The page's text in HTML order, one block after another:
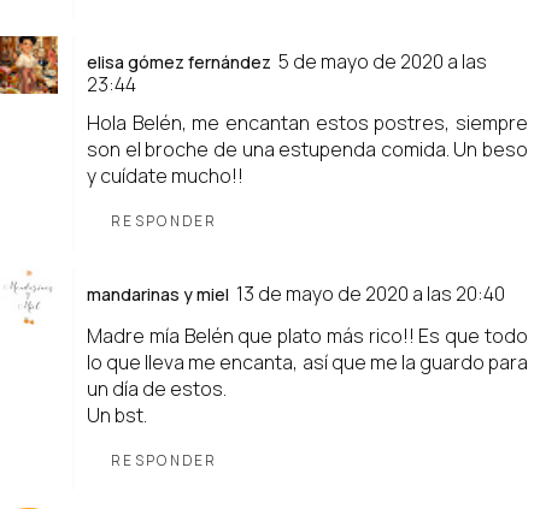
elisa gómez fernández 5 de mayo de 2020 a las
23:44
Hola Belén, me encantan estos postres, siempre
son el broche de una estupenda comida. Un beso
y cuídate mucho!!
RESPONDER
mandarinas y miel 13 de mayo de 2020 a las 20:40
Madre mía Belén que plato más rico!! Es que todo
lo que lleva me encanta, así que me la guardo para
un día de estos.
Un bst.
RESPONDER